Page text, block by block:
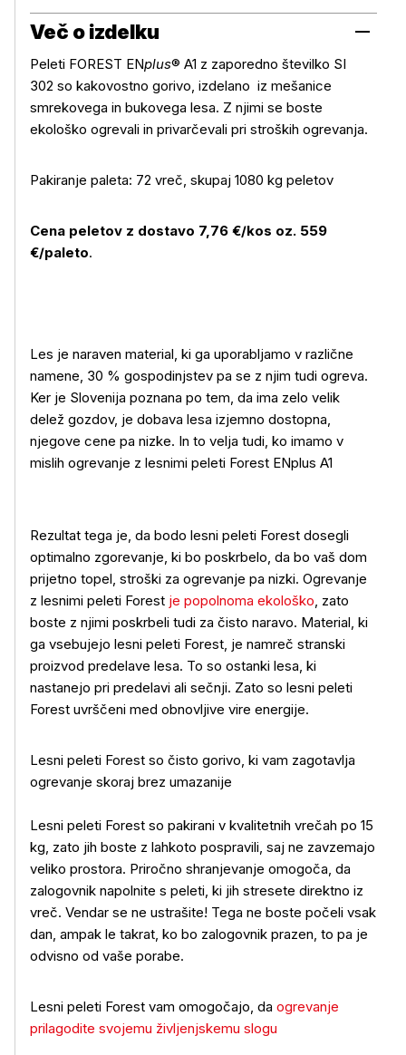
Več o izdelku
Več o izdelku
Peleti FOREST ENplus® A1 z zaporedno številko SI
302 so kakovostno gorivo, izdelano iz mešanice
smrekovega in bukovega lesa. Z njimi se boste
ekološko ogrevali in privarčevali pri stroških ogrevanja.
Pakiranje paleta: 72 vreč, skupaj 1080 kg peletov
Cena peletov z dostavo 7,76 €/kos oz. 559
€/paleto.
Les je naraven material, ki ga uporabljamo v različne
namene, 30 % gospodinjstev pa se z njim tudi ogreva.
Ker je Slovenija poznana po tem, da ima zelo velik
delež gozdov, je dobava lesa izjemno dostopna,
njegove cene pa nizke. In to velja tudi, ko imamo v
mislih ogrevanje z lesnimi peleti Forest ENplus A1
Rezultat tega je, da bodo lesni peleti Forest dosegli
optimalno zgorevanje, ki bo poskrbelo, da bo vaš dom
prijetno topel, stroški za ogrevanje pa nizki. Ogrevanje
z lesnimi peleti Forest je popolnoma ekološko, zato
boste z njimi poskrbeli tudi za čisto naravo. Material, ki
ga vsebujejo lesni peleti Forest, je namreč stranski
proizvod predelave lesa. To so ostanki lesa, ki
nastanejo pri predelavi ali sečnji. Zato so lesni peleti
Forest uvrščeni med obnovljive vire energije.
Lesni peleti Forest so čisto gorivo, ki vam zagotavlja
ogrevanje skoraj brez umazanije
Lesni peleti Forest so pakirani v kvalitetnih vrečah po 15
kg, zato jih boste z lahkoto pospravili, saj ne zavzemajo
veliko prostora. Priročno shranjevanje omogoča, da
zalogovnik napolnite s peleti, ki jih stresete direktno iz
vreč. Vendar se ne ustrašite! Tega ne boste počeli vsak
dan, ampak le takrat, ko bo zalogovnik prazen, to pa je
odvisno od vaše porabe.
Lesni peleti Forest vam omogočajo, da ogrevanje
prilagodite svojemu življenjskemu slogu